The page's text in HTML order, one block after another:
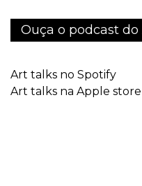
Ouça o podcast do
Art talks no Spotify
Art talks na Apple store